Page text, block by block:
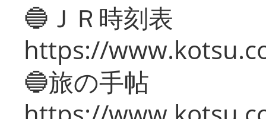
🔵ＪＲ時刻表
https://
🔵旅の手帖